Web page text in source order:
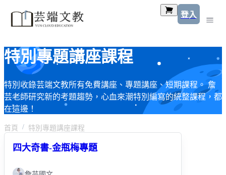
登入
特別專題講座課程
特別收錄芸端文教所有免費講座、專題講座、短期課程。 詹
芸老師研究新的考題趨勢，心血來潮特別編寫的統整課程，都
在這邊！
首頁 特別專題講座課程
四大奇書-金瓶梅專題